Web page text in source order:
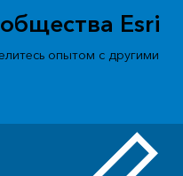
Esri
опытом с другими